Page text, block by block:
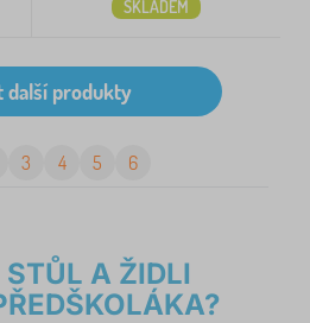
SKLADEM
3 4 5 6
A ŽIDLI